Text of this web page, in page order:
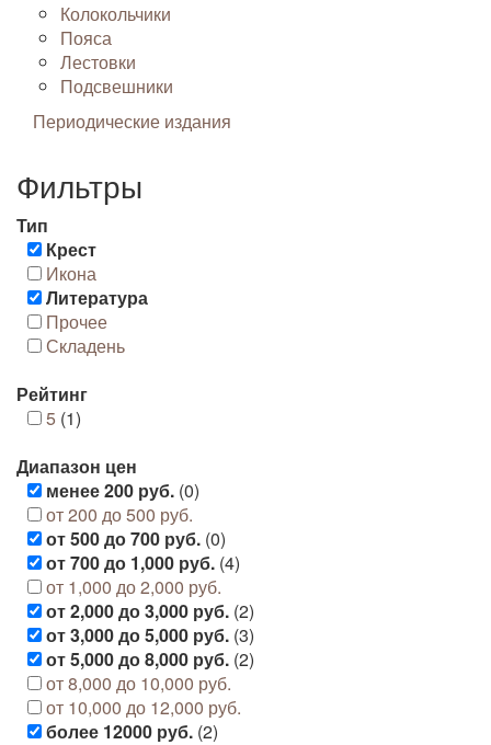
Колокольчики
Пояса
Лестовки
Подсвешники
Периодические издания
Фильтры
Тип
Крест
Икона
Литература
Прочее
Складень
Рейтинг
5 (1)
Диапазон цен
менее 200 руб. (0)
от 200 до 500 руб.
от 500 до 700 руб. (0)
от 700 до 1,000 руб. (4)
от 1,000 до 2,000 руб.
от 2,000 до 3,000 руб. (2)
от 3,000 до 5,000 руб. (3)
от 5,000 до 8,000 руб. (2)
от 8,000 до 10,000 руб.
от 10,000 до 12,000 руб.
более 12000 руб. (2)